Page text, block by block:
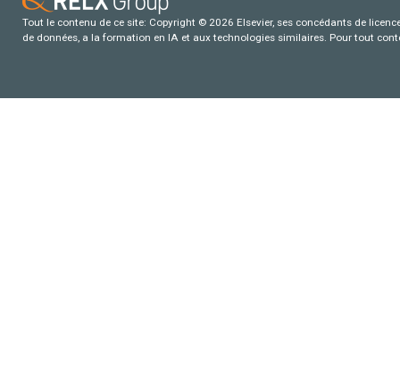
Tout le contenu de ce site: Copyright © 2026 Elsevier, ses concédants de
de données, a la formation en IA et aux technologies similaires. Pour tout